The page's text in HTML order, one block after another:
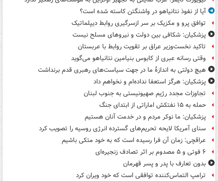
آیا از نفوذ نتانیاهو در واشنگتن کاسته شده است؟
توافق پرو و مکزیک بر سر ازسرگیری روابط دیپلماتیک
پزشکیان: شکافی بین دولت و نیروهای مسلح نیست
تاکید نخست‌وزیر عراق بر تقویت روابط با عربستان
وقتی رسانه عبری از کابوس بنیامین نتانیاهو می‌گوید
هیچ دولتی به اندازۀ ما در جهت سیاست‌های رهبری قدم برنداشت
پزشکیان: هرگز استعفا نداده‌ام و نخواهم داد
تجاوزات مجدد رژیم صهیونیستی به جنوب لبنان
حمله به ۱۵ نفتکش‌ اماراتی از ابتدای جنگ
پزشکیان: ما نوکر مردم و در خدمت آنان هستیم
سنای آمریکا لایحه تحریم‌های گسترده انرژی روسیه را تصویب کرد
عراقچی: زمان آن فرا رسیده است که به خود متکی باشیم
۶ فوتی و ۵ مصدوم بر اثر تصادف زنجیره‌ای
بدون تعارف با پدر و پسر قهرمان
ترامپ التماس‌کننده توافقی است که خود ویران کرد